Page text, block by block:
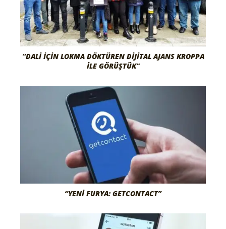
“DALI İÇIN LOKMA DÖKTÜREN DIJITAL AJANS KROPPA
İLE GÖRÜŞTÜK”
“YENI FURYA: GETCONTACT”